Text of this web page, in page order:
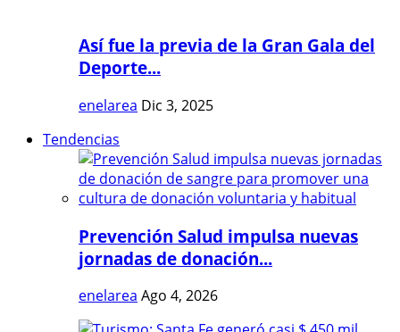
Así fue la previa de la Gran Gala del
Deporte...
enelarea Dic 3, 2025
Tendencias
Prevención Salud impulsa nuevas
jornadas de donación...
enelarea Ago 4, 2026